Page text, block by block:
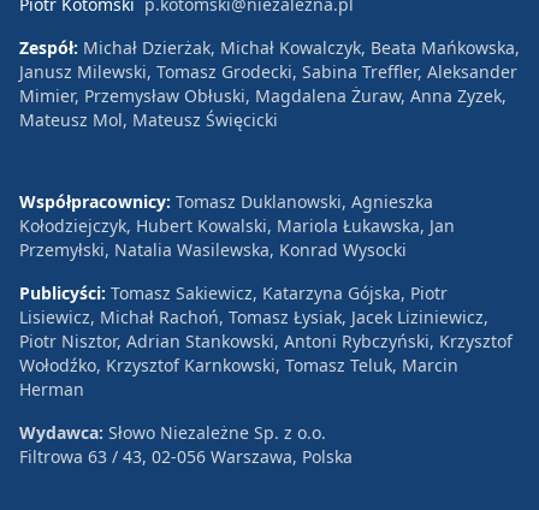
Zespół: Michał Dzierżak, Michał Kowalczyk, Beata Mańkowska,
Janusz Milewski, Tomasz Grodecki, Sabina Treffler, Aleksander
Mimier, Przemysław Obłuski, Magdalena Żuraw, Anna Zyzek,
Mateusz Mol, Mateusz Święcicki
Współpracownicy: Tomasz Duklanowski, Agnieszka
Kołodziejczyk, Hubert Kowalski, Mariola Łukawska, Jan
Przemyłski, Natalia Wasilewska, Konrad Wysocki
Publicyści: Tomasz Sakiewicz, Katarzyna Gójska, Piotr
Lisiewicz, Michał Rachoń, Tomasz Łysiak, Jacek Liziniewicz,
Piotr Nisztor, Adrian Stankowski, Antoni Rybczyński, Krzysztof
Wołodźko, Krzysztof Karnkowski, Tomasz Teluk, Marcin
Herman
Wydawca: Słowo Niezależne Sp. z o.o.
Filtrowa 63 / 43, 02-056 Warszawa, Polska